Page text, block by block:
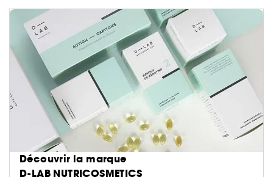
Découvrir la marque
D-LAB NUTRICOSMETICS